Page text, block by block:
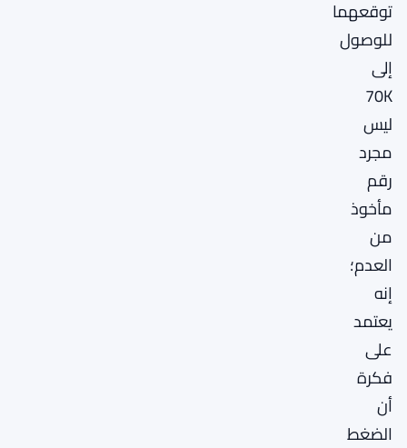
توقعهما
للوصول
إلى
70K
ليس
مجرد
رقم
مأخوذ
من
العدم؛
إنه
يعتمد
على
فكرة
أن
الضغط